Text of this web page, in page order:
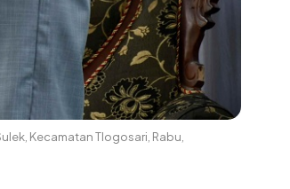
Kecamatan Tlogosari, Rabu,